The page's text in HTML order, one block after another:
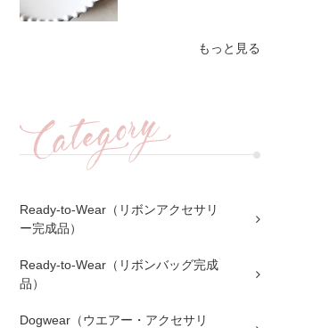
もっと見る
Ready-to-Wear（リボンアクセサリ
ー完成品）
Ready-to-Wear（リボンバッグ完成
品）
Dogwear（ウエアー・アクセサリ